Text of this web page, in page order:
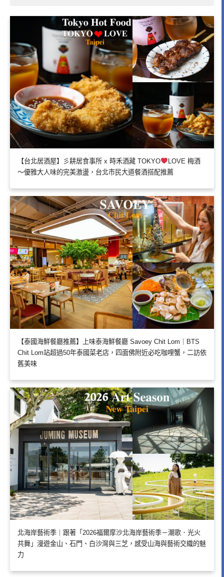
【台北居酒屋】彡耕居食事所 x 時禾酒藏 TOKYO
LOVE 梅酒
～優雅大人味的完美激盪，台北市民大道餐酒搭配推薦
【泰國海鮮餐廳推薦】上味泰海鮮餐廳 Savoey Chit Lom｜BTS
Chit Lom站超過50年泰國菜老店，四面佛附近必吃咖哩蟹，二訪依
舊美味
北海岸藝術季｜跟著「2026福爾摩沙北海岸藝術季－潮歌．光火
共舞」漫遊金山、石門、白沙灣與三芝，感受山海與藝術交織的魅
力